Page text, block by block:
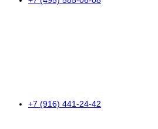
+7 (916) 441-24-42